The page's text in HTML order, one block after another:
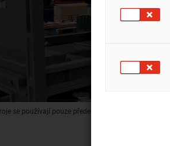
se používají pouze předem sestavené energetické